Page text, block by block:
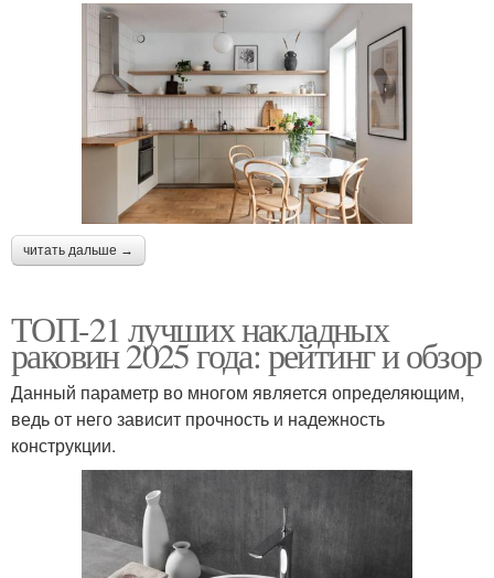
читать дальше →
ТОП-21 лучших накладных
раковин 2025 года: рейтинг и обзор
Данный параметр во многом является определяющим,
ведь от него зависит прочность и надежность
конструкции.